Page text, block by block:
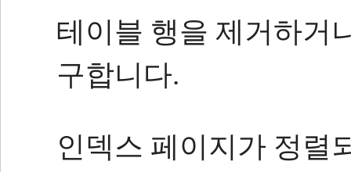
테이블 행을 제거하거
구합니다.
인덱스 페이지가 정렬